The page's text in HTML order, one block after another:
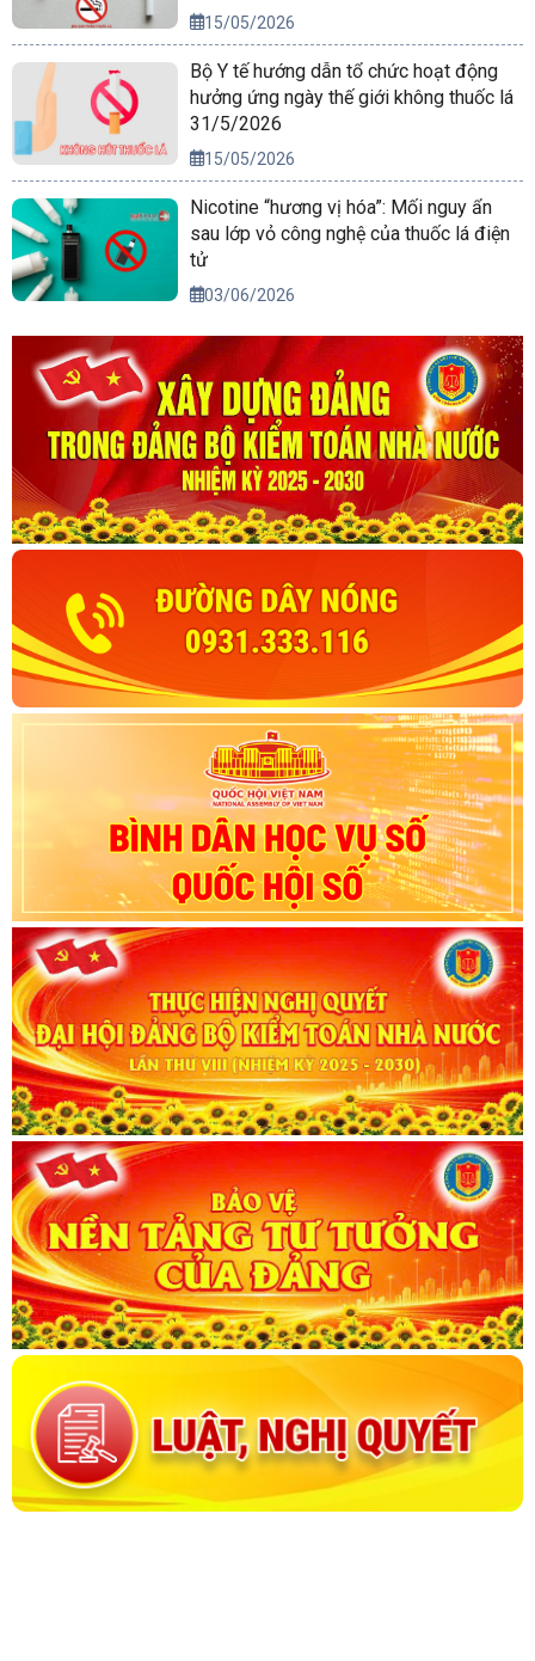
15/05/2026
Bộ Y tế hướng dẫn tổ chức hoạt động
hưởng ứng ngày thế giới không thuốc lá
31/5/2026
15/05/2026
Nicotine “hương vị hóa”: Mối nguy ẩn
sau lớp vỏ công nghệ của thuốc lá điện
tử
03/06/2026